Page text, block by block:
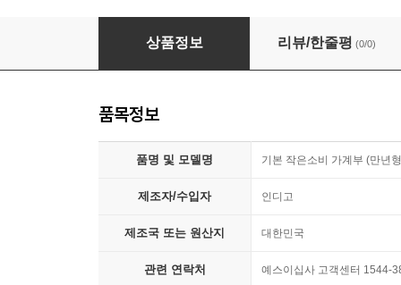
기본 작은소비 가계부 (만년형 1년용)
상품정보 리뷰/한줄평 (0/0)
품목정보
품명 및 모델명 기본 작은소비 가계부 (만년
제조자/수입자 인디고
제조국 또는 원산지 대한민국
관련 연락처 예스이십사 고객센터 1544-